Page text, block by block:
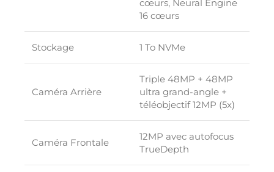
cœurs, Neural Engine
16 cœurs
Stockage 1 To NVMe
Caméra Arrière
Triple 48MP + 48MP
ultra grand-angle +
téléobjectif 12MP (5x)
Caméra Frontale
12MP avec autofocus
TrueDepth